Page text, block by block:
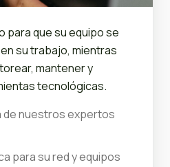
para que su equipo se
su trabajo, mientras
mantener y
tecnológicas.
de nuestros expertos
para su red y equipos